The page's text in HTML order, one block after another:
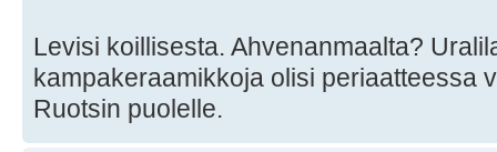
Levisi koillisesta. Ahvenanmaalta?
kampakeraamikkoja olisi periaatteessa
Ruotsin puolelle.